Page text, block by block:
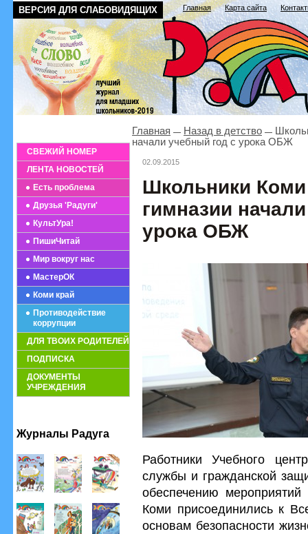
ВЕРСИЯ ДЛЯ СЛАБОВИДЯЩИХ Главная Карта сайта
СВЕЖИЙ НОМЕР
ЛЕНТА НОВОСТЕЙ
Есть проблема
Друзья 'Радуги'
КультУра!
ПишиЧитай
Мир вокруг нас
МастерОК
Коми край
Противодействие
коррупции
ДЛЯ ТВОИХ РОДИТЕЛЕЙ
ПОДПИСКА
ДОКУМЕНТЫ
УЧРЕЖДЕНИЯ
Журналы Радуга
Главная Назад в детство
начали учебный год с урока ОБЖ
02.09.2015
Школьники
гимназии
урока ОБЖ
Работники Учебного
службы и гражданской
обеспечению
Коми присоединились к
основам безопасности